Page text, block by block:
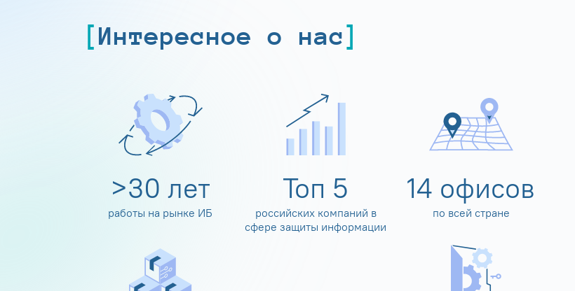
Интересное о нас
>30 лет
работы на рынке ИБ
Топ 5
российских компаний в
сфере защиты информации
14 офисов
по всей стране